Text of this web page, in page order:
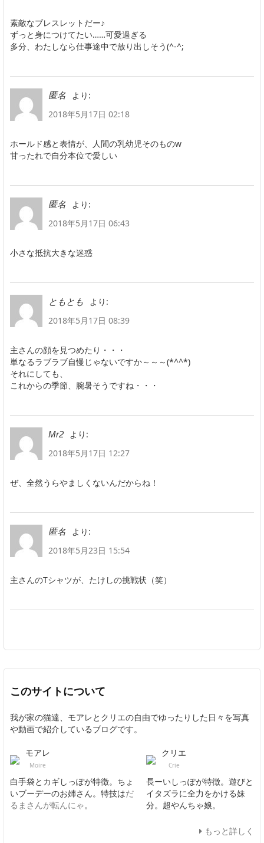
素敵なブレスレットだー♪
ずっと身につけてたい……可愛過ぎる
多分、わたしなら仕事途中で放り出しそう(^-^;
匿名
より:
2018年5月17日 02:18
ホールド感と表情が、人間の乳幼児そのものw
甘ったれで自分本位で愛しい
匿名
より:
2018年5月17日 06:43
小さな抵抗大きな迷惑
ともとも
より:
2018年5月17日 08:39
主さんの顔を見つめたり・・・
単なるラブラブ自慢じゃないですか～～～(*^^*)
それにしても、
これからの季節、腕暑そうですね・・・
Mr2
より:
2018年5月17日 12:27
ぜ、全然うらやましくないんだからね！
匿名
より:
2018年5月23日 15:54
主さんのTシャツが、たけしの挑戦状（笑）
このサイトについて
我が家の猫達、モアレとクリエの自由でゆったりした日々を写真
や動画で紹介しているブログです。
モアレ
Moire
白手袋とカギしっぽが特徴。ちょ
いブーデーのお姉さん。特技はだ
るまさんが転んにゃ。
クリエ
Crie
長ーいしっぽが特徴。遊びと
イタズラに全力をかける妹
分。超やんちゃ娘。
もっと詳しく